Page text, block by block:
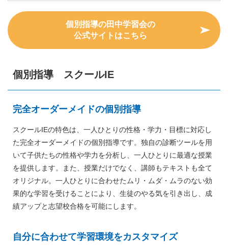
個別指導の田中学習会の
公式サイトはこちら
個別指導 スクールIE
完全オーダーメイドの個別指導
スクールIEの特色は、一人ひとりの性格・学力・目標に対応し
た完全オーダーメイドの個別指導です。独自の診断ツールを用
いて子供たちの性格や学力を分析し、一人ひとりに最適な授業
を提供します。また、授業だけでなく、講師もテキストも全て
オリジナル。一人ひとりに合わせたムリ・ムダ・ムラのない効
果的な学習を受けることにより、生徒のやる気を引き出し、成
績アップと志望校合格を可能にします。
自分に合わせて学習環境をカスタマイズ